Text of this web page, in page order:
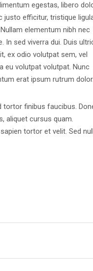
egestas, libero
justo efficitur, tristique
elementum nibh nec
In sed viverra dui. Duis
ex odio volutpat sem, vel
eu volutpat volutpat. Nunc
erat ipsum rutrum dolor.
tortor finibus faucibus.
aliquet cursus quam.
tortor et velit. Sed